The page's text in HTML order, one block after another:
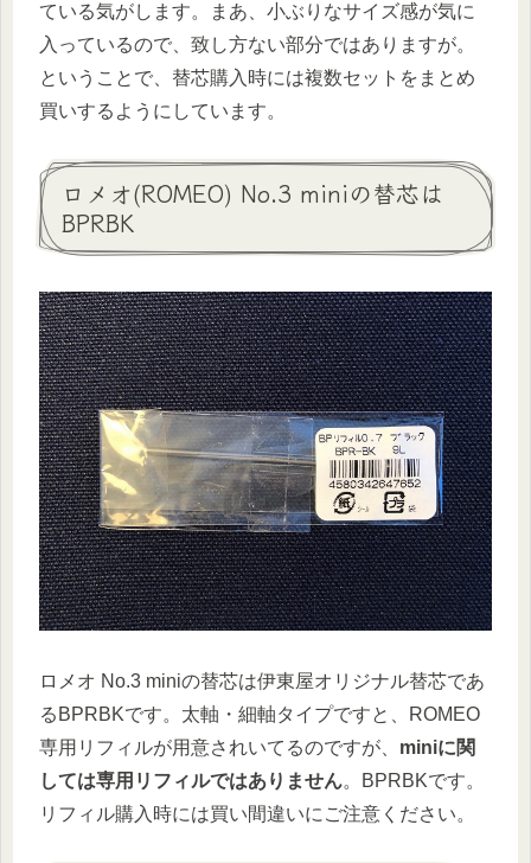
ている気がします。まあ、小ぶりなサイズ感が気に
入っているので、致し方ない部分ではありますが。
ということで、替芯購入時には複数セットをまとめ
買いするようにしています。
ロメオ(ROMEO) No.3 miniの替芯は
BPRBK
ロメオ No.3 miniの替芯は伊東屋オリジナル替芯であ
るBPRBKです。太軸・細軸タイプですと、ROMEO
専用リフィルが用意されいてるのですが、 miniに関
しては専用リフィルではありません。BPRBKです。
リフィル購入時には買い間違いにご注意ください。